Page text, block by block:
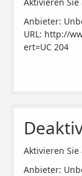
Anbieter:
URL: http://
ert=UC 204
Aktivieren
Anbieter: